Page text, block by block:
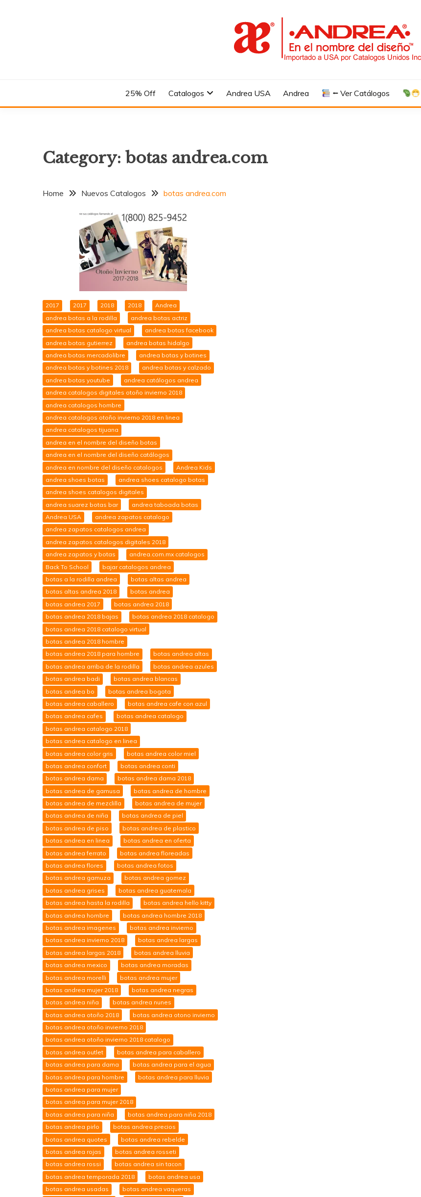
25% Off Catalogos Andrea USA Andrea ⭠ Ver Catálogos
Category: botas andrea.com
Home Nuevos Catalogos botas andrea.com
2017 2017 2018 2018
Andrea
andrea botas a la rodilla
andrea botas actriz
andrea botas catalogo virtual
andrea botas facebook
andrea botas gutierrez
andrea botas hidalgo
andrea botas mercadolibre
andrea botas y botines
andrea botas y botines 2018
andrea botas y calzado
andrea botas youtube
andrea catálogos andrea
andrea catalogos digitales otoño invierno 2018
andrea catalogos hombre
andrea catalogos otoño invierno 2018 en linea
andrea catalogos tijuana
andrea en el nombre del diseño botas
andrea en el nombre del diseño catálogos
andrea en nombre del diseño catalogos
Andrea Kids
andrea shoes botas
andrea shoes catalogo botas
andrea shoes catalogos digitales
andrea suarez botas bar
andrea taboada botas
Andrea USA
andrea zapatos catalogo
andrea zapatos catalogos andrea
andrea zapatos catalogos digitales 2018
andrea zapatos y botas
andrea.com.mx catalogos
Back To School
bajar catalogos andrea
botas a la rodilla andrea
botas altas andrea
botas altas andrea 2018
botas andrea
botas andrea 2017
botas andrea 2018
botas andrea 2018 bajas
botas andrea 2018 catalogo
botas andrea 2018 catalogo virtual
botas andrea 2018 hombre
botas andrea 2018 para hombre
botas andrea altas
botas andrea arriba de la rodilla
botas andrea azules
botas andrea badi
botas andrea blancas
botas andrea bo
botas andrea bogota
botas andrea caballero
botas andrea cafe con azul
botas andrea cafes
botas andrea catalogo
botas andrea catalogo 2018
botas andrea catalogo en linea
botas andrea color gris
botas andrea color miel
botas andrea confort
botas andrea conti
botas andrea dama
botas andrea dama 2018
botas andrea de gamusa
botas andrea de hombre
botas andrea de mezclilla
botas andrea de mujer
botas andrea de niña
botas andrea de piel
botas andrea de piso
botas andrea de plastico
botas andrea en linea
botas andrea en oferta
botas andrea ferrato
botas andrea floreadas
botas andrea flores
botas andrea fotos
botas andrea gamuza
botas andrea gomez
botas andrea grises
botas andrea guatemala
botas andrea hasta la rodilla
botas andrea hello kitty
botas andrea hombre
botas andrea hombre 2018
botas andrea imagenes
botas andrea invierno
botas andrea invierno 2018
botas andrea largas
botas andrea largas 2018
botas andrea lluvia
botas andrea mexico
botas andrea moradas
botas andrea morelli
botas andrea mujer
botas andrea mujer 2018
botas andrea negras
botas andrea niña
botas andrea nunes
botas andrea otoño 2018
botas andrea otono invierno
botas andrea otoño invierno 2018
botas andrea otoño invierno 2018 catalogo
botas andrea outlet
botas andrea para caballero
botas andrea para dama
botas andrea para el agua
botas andrea para hombre
botas andrea para lluvia
botas andrea para mujer
botas andrea para mujer 2018
botas andrea para niña
botas andrea para niña 2018
botas andrea pirlo
botas andrea precios
botas andrea quotes
botas andrea rebelde
botas andrea rojas
botas andrea rosseti
botas andrea rossi
botas andrea sin tacon
botas andrea temporada 2018
botas andrea usa
botas andrea usadas
botas andrea vaqueras